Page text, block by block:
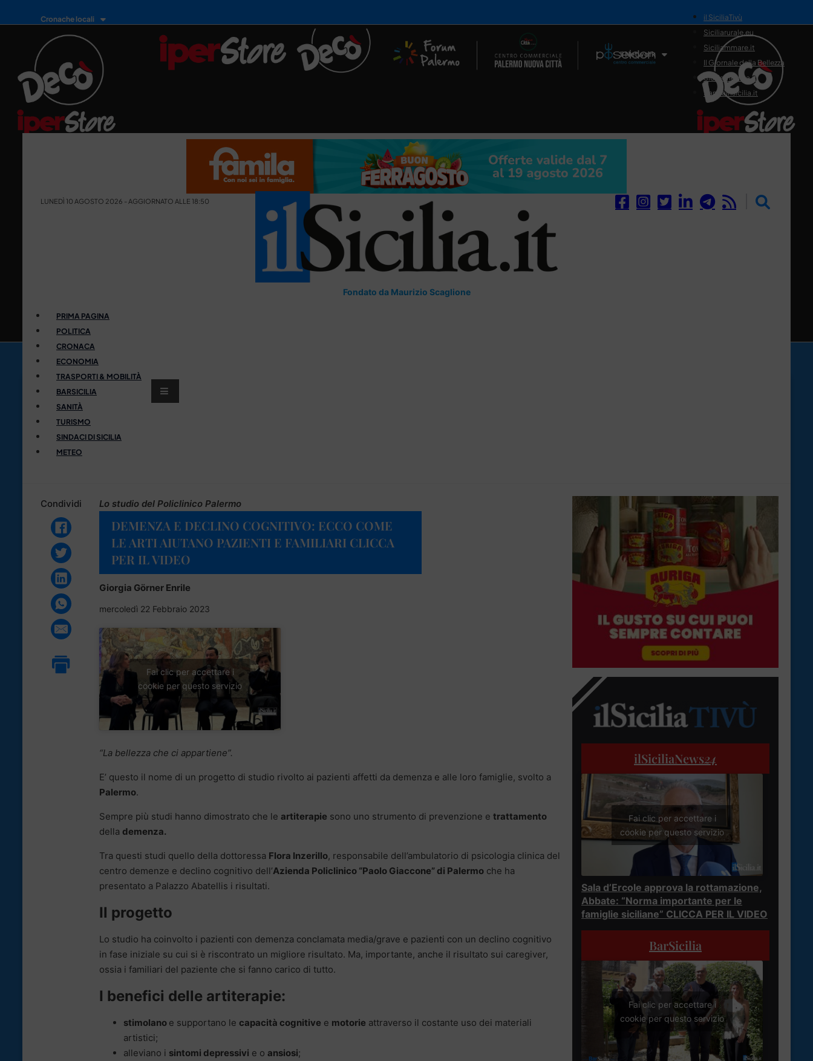
Cronache locali
Il Network
il SiciliaTivù
Siciliarurale.eu
Siciliammare.it
Il Giornale della Bellezza
Siciliamedica.it
Sanitainsicilia.it
LUNEDÌ 10 AGOSTO 2026 - AGGIORNATO ALLE 18:50
Fondato da Maurizio Scaglione
PRIMA PAGINA
POLITICA
CRONACA
ECONOMIA
TRASPORTI & MOBILITÀ
BARSICILIA
SANITÀ
TURISMO
SINDACI DI SICILIA
METEO
Condividi Lo studio del Policlinico Palermo
DEMENZA E DECLINO COGNITIVO: ECCO COME
LE ARTI AIUTANO PAZIENTI E FAMILIARI CLICCA
PER IL VIDEO
Giorgia Görner Enrile
mercoledì 22 Febbraio 2023
Fai clic per accettare i
cookie per questo servizio
“La bellezza che ci appartiene”.
E’ questo il nome di un progetto di studio rivolto ai pazienti affetti da demenza e alle loro famiglie, svolto a
Palermo.
Sempre più studi hanno dimostrato che le artiterapie sono uno strumento di prevenzione e trattamento
della demenza.
Tra questi studi quello della dottoressa Flora Inzerillo, responsabile dell’ambulatorio di psicologia clinica del
centro demenze e declino cognitivo dell’Azienda Policlinico “Paolo Giaccone” di Palermo che ha
presentato a Palazzo Abatellis i risultati.
Il progetto
Lo studio ha coinvolto i pazienti con demenza conclamata media/grave e pazienti con un declino cognitivo
in fase iniziale su cui si è riscontrato un migliore risultato. Ma, importante, anche il risultato sui caregiver,
ossia i familiari del paziente che si fanno carico di tutto.
I benefici delle artiterapie:
stimolano e supportano le capacità cognitive e motorie attraverso il costante uso dei materiali
artistici;
alleviano i sintomi depressivi e o ansiosi;
ilSiciliaNews24
Fai clic per accettare i
cookie per questo servizio
Sala d’Ercole approva la rottamazione,
Abbate: “Norma importante per le
famiglie siciliane” CLICCA PER IL VIDEO
BarSicilia
Fai clic per accettare i
cookie per questo servizio